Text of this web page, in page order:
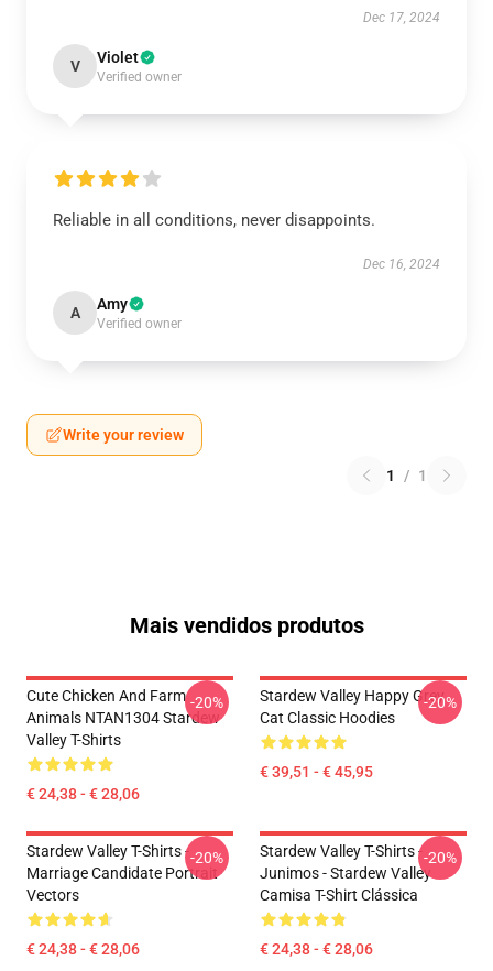
Dec 17, 2024
V Violet
Verified owner
Reliable in all conditions, never disappoints.
Dec 16, 2024
A Amy
Verified owner
Write your review
1 / 1
Mais vendidos produtos
Cute Chicken And Farm
Animals NTAN1304 Stardew
Valley T-Shirts
€ 24,38 - € 28,06
-20%
Stardew Valley Happy Grey
Cat Classic Hoodies
€ 39,51 - € 45,95
-20%
Stardew Valley T-Shirts -
Marriage Candidate Portrait
Vectors
€ 24,38 - € 28,06
-20%
Stardew Valley T-Shirts -
Junimos - Stardew Valley
Camisa T-Shirt Clássica
€ 24,38 - € 28,06
-20%